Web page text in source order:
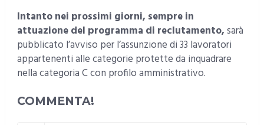
Intanto nei prossimi giorni, sempre in
attuazione del programma di reclutamento,sarà
pubblicato l’avviso per l’assunzione di 33 lavoratori
appartenenti alle categorie protette da inquadrare
nella categoria C con profilo amministrativo.
COMMENTA!